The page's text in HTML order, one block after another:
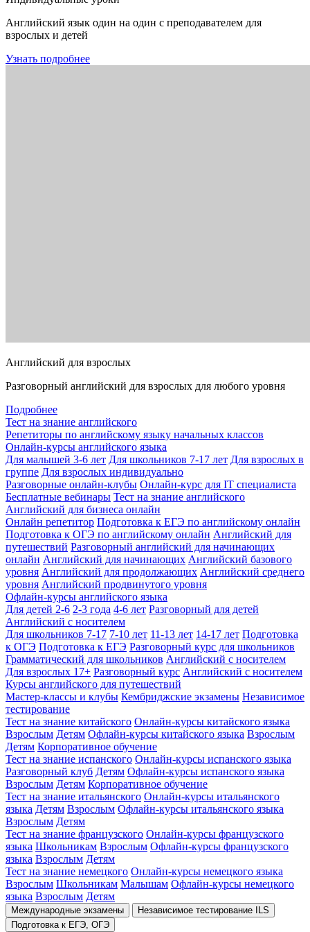
Английский язык один на один с преподавателем для
взрослых и детей
Узнать подробнее
Английский для взрослых
Разговорный английский для взрослых для любого уровня
Подробнее
Тест на знание английского
Репетиторы по английскому языку начальных классов
Онлайн-курсы английского языка
Для малышей 3-6 лет Для школьников 7-17 лет Для взрослых в
группе Для взрослых индивидуально
Разговорные онлайн-клубы Онлайн-курс для IT специалиста
Бесплатные вебинары Тест на знание английского
Английский для бизнеса онлайн
Онлайн репетитор Подготовка к ЕГЭ по английскому онлайн
Подготовка к ОГЭ по английскому онлайн Английский для
путешествий Разговорный английский для начинающих
онлайн Английский для начинающих Английский базового
уровня Английский для продолжающих Английский среднего
уровня Английский продвинутого уровня
Офлайн-курсы английского языка
Для детей 2-6 2-3 года 4-6 лет Разговорный для детей
Английский с носителем
Для школьников 7-17 7-10 лет 11-13 лет 14-17 лет Подготовка
к ОГЭ Подготовка к ЕГЭ Разговорный курс для школьников
Грамматический для школьников Английский с носителем
Для взрослых 17+ Разговорный курс Английский с носителем
Курсы английского для путешествий
Мастер-классы и клубы Кембриджские экзамены Независимое
тестирование
Тест на знание китайского Онлайн-курсы китайского языка
Взрослым Детям Офлайн-курсы китайского языка Взрослым
Детям Корпоративное обучение
Тест на знание испанского Онлайн-курсы испанского языка
Разговорный клуб Детям Офлайн-курсы испанского языка
Взрослым Детям Корпоративное обучение
Тест на знание итальянского Онлайн-курсы итальянского
языка Детям Взрослым Офлайн-курсы итальянского языка
Взрослым Детям
Тест на знание французского Онлайн-курсы французского
языка Школьникам Взрослым Офлайн-курсы французского
языка Взрослым Детям
Тест на знание немецкого Онлайн-курсы немецкого языка
Взрослым Школьникам Малышам Офлайн-курсы немецкого
языка Взрослым Детям
Международные экзамены
Независимое тестирование ILS
Подготовка к ЕГЭ, ОГЭ